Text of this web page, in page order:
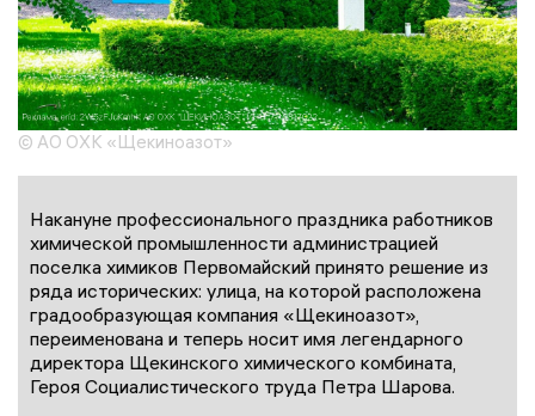
© АО ОХК «Щекиноазот»
Накануне профессионального праздника работников
химической промышленности администрацией
поселка химиков Первомайский принято решение из
ряда исторических: улица, на которой расположена
градообразующая компания «Щекиноазот»,
переименована и теперь носит имя легендарного
директора Щекинского химического комбината,
Героя Социалистического труда Петра Шарова.